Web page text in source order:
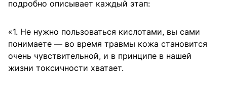
подробно описывает каждый этап:
«1. Не нужно пользоваться кислотами, вы сами
понимаете — во время травмы кожа становится
очень чувствительной, и в принципе в нашей
жизни токсичности хватает.